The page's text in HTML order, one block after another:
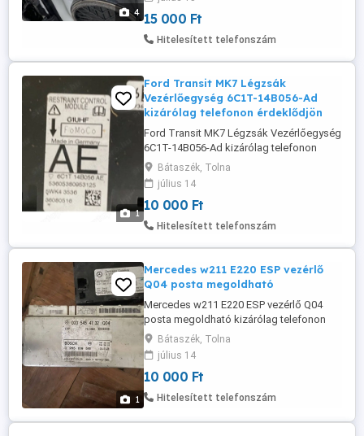
4 15 000 Ft
Hitelesített telefonszám
1
Ford Transit MK7 Légzsák
Vezérlőegység 6C1T-14B056-Ad
kizárólag telefonon érdeklődjön
Ford Transit MK7 Légzsák Vezérlőegység
6C1T-14B056-Ad kizárólag telefonon
érdeklődjön
Bátaszék, Tolna
július 14
10 000 Ft
Hitelesített telefonszám
1
Mercedes w211 E220 ESP vezérlő
Q04 posta megoldható
Mercedes w211 E220 ESP vezérlő Q04
posta megoldható kizárólag telefonon
érdeklődjön
Bátaszék, Tolna
július 14
10 000 Ft
Hitelesített telefonszám